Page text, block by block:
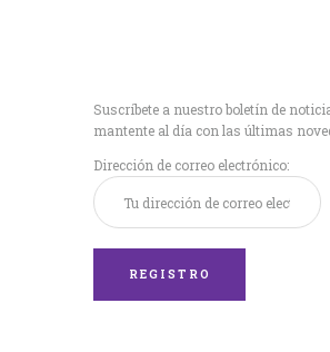
Suscríbete a nuestro boletín de
mantente al día con las últimas
Dirección de correo electrónico: